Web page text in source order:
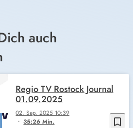
auch
bookmark_border
02. Sep. 2025 10:39
35:26 Min.
Regio TV Rostock Journal
01.09.2025